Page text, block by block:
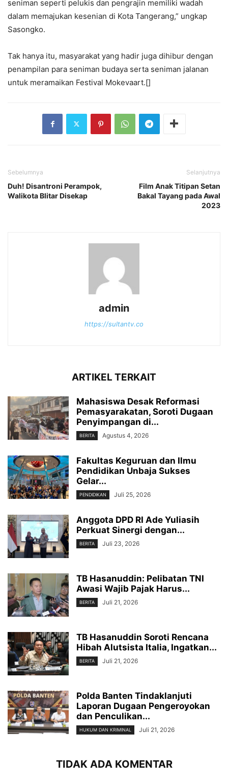
seniman seperti pelukis dan pengrajin memiliki wadah
dalam memajukan kesenian di Kota Tangerang,” ungkap
Sasongko.
Tak hanya itu, masyarakat yang hadir juga dihibur dengan
penampilan para seniman budaya serta seniman jalanan
untuk meramaikan Festival Mokevaart.[]
Sebelumnya
Duh! Disantroni Perampok,
Walikota Blitar Disekap
Selanjutnya
Film Anak Titipan Setan
Bakal Tayang pada Awal
2023
admin
https://sultantv.co
ARTIKEL TERKAIT
Mahasiswa Desak Reformasi
Pemasyarakatan, Soroti Dugaan
Penyimpangan di...
BERITA Agustus 4, 2026
Fakultas Keguruan dan Ilmu
Pendidikan Unbaja Sukses
Gelar...
PENDIDIKAN Juli 25, 2026
Anggota DPD RI Ade Yuliasih
Perkuat Sinergi dengan...
BERITA Juli 23, 2026
TB Hasanuddin: Pelibatan TNI
Awasi Wajib Pajak Harus...
BERITA Juli 21, 2026
TB Hasanuddin Soroti Rencana
Hibah Alutsista Italia, Ingatkan...
BERITA Juli 21, 2026
Polda Banten Tindaklanjuti
Laporan Dugaan Pengeroyokan
dan Penculikan...
HUKUM DAN KRIMINAL Juli 21, 2026
TIDAK ADA KOMENTAR